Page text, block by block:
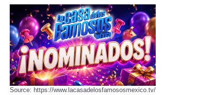
Source: https://www.lacasadelosfamososmexico.tv/